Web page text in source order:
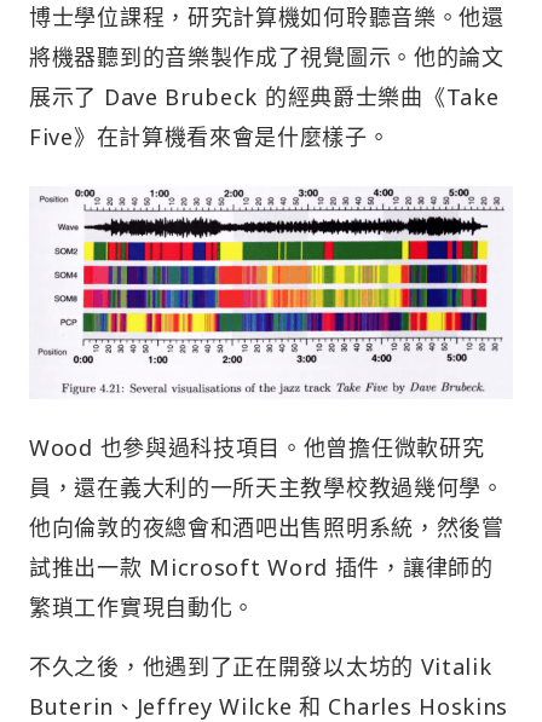
博士學位課程，研究計算機如何聆聽音樂。他還
將機器聽到的音樂製作成了視覺圖示。他的論文
展示了 Dave Brubeck 的經典爵士樂曲《Take
Five》在計算機看來會是什麼樣子。
Wood 也參與過科技項目。他曾擔任微軟研究
員，還在義大利的一所天主教學校教過幾何學。
他向倫敦的夜總會和酒吧出售照明系統，然後嘗
試推出一款 Microsoft Word 插件，讓律師的
繁瑣工作實現自動化。
不久之後，他遇到了正在開發以太坊的 Vitalik
Buterin、Jeffrey Wilcke 和 Charles Hoskins